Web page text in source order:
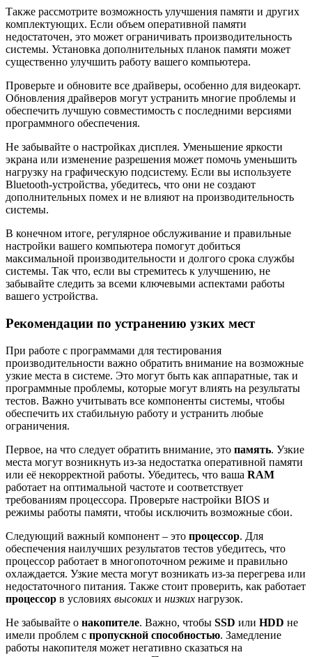
Также рассмотрите возможность улучшения памяти и других
комплектующих. Если объем оперативной памяти
недостаточен, это может ограничивать производительность
системы. Установка дополнительных планок памяти может
существенно улучшить работу вашего компьютера.
Проверьте и обновите все драйверы, особенно для видеокарт.
Обновления драйверов могут устранить многие проблемы и
обеспечить лучшую совместимость с последними версиями
программного обеспечения.
Не забывайте о настройках дисплея. Уменьшение яркости
экрана или изменение разрешения может помочь уменьшить
нагрузку на графическую подсистему. Если вы используете
Bluetooth-устройства, убедитесь, что они не создают
дополнительных помех и не влияют на производительность
системы.
В конечном итоге, регулярное обслуживание и правильные
настройки вашего компьютера помогут добиться
максимальной производительности и долгого срока службы
системы. Так что, если вы стремитесь к улучшению, не
забывайте следить за всеми ключевыми аспектами работы
вашего устройства.
Рекомендации по устранению узких мест
При работе с программами для тестирования
производительности важно обратить внимание на возможные
узкие места в системе. Это могут быть как аппаратные, так и
программные проблемы, которые могут влиять на результаты
тестов. Важно учитывать все компоненты системы, чтобы
обеспечить их стабильную работу и устранить любые
ограничения.
Первое, на что следует обратить внимание, это память. Узкие
места могут возникнуть из-за недостатка оперативной памяти
или её некорректной работы. Убедитесь, что ваша RAM
работает на оптимальной частоте и соответствует
требованиям процессора. Проверьте настройки BIOS и
режимы работы памяти, чтобы исключить возможные сбои.
Следующий важный компонент – это процессор. Для
обеспечения наилучших результатов тестов убедитесь, что
процессор работает в многопоточном режиме и правильно
охлаждается. Узкие места могут возникать из-за перегрева или
недостаточного питания. Также стоит проверить, как работает
процессор в условиях высоких и низких нагрузок.
Не забывайте о накопителе. Важно, чтобы SSD или HDD не
имели проблем с пропускной способностью. Замедление
работы накопителя может негативно сказаться на